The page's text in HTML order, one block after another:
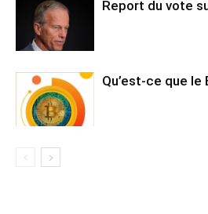
Report du vote
Qu’est-ce que le